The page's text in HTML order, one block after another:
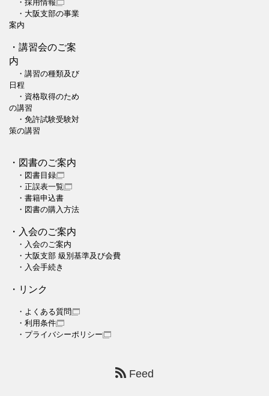
・採用情報
・大阪支部の事業
案内
・講習会のご案
内
・講習の種類及び
日程
・資格取得のため
の講習
・免許試験受験対
策の講習
・図書のご案内
・図書目録
・正誤表一覧
・書籍申込書
・図書の購入方法
・入会のご案内
・入会のご案内
・大阪支部 級別基準及び会費
・入会手続き
・リンク
・よくある質問
・利用条件
・プライバシーポリシー
Feed